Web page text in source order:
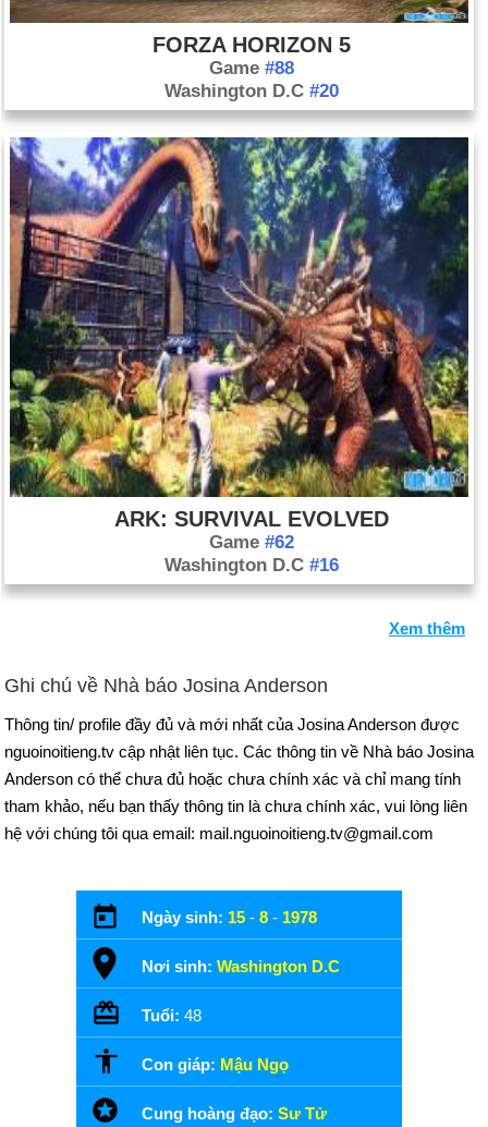
FORZA HORIZON 5
Game #88
Washington D.C #20
ARK: SURVIVAL EVOLVED
Game #62
Washington D.C #16
Xem thêm
Ghi chú về Nhà báo Josina Anderson
Thông tin/ profile đầy đủ và mới nhất của Josina Anderson được
nguoinoitieng.tv cập nhật liên tục. Các thông tin về Nhà báo Josina
Anderson có thể chưa đủ hoặc chưa chính xác và chỉ mang tính
tham khảo, nếu bạn thấy thông tin là chưa chính xác, vui lòng liên
hệ với chúng tôi qua email: mail.nguoinoitieng.tv@gmail.com
Ngày sinh: 15 - 8 - 1978
Nơi sinh: Washington D.C
Tuổi: 48
Con giáp: Mậu Ngọ
Cung hoàng đạo: Sư Tử